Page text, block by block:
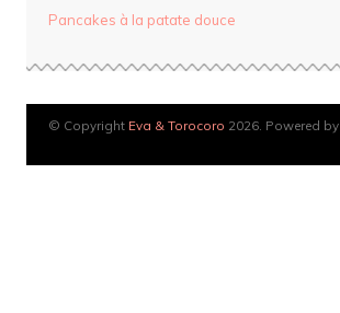
Pancakes à la patate douce
© Copyright Eva & Torocoro 2026. Powered by